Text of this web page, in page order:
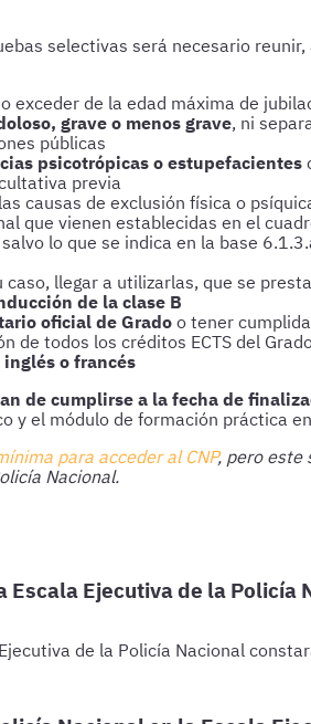
selectivas será necesario
exceder de la edad máxima de
grave o menos grave, ni
públicas
psicotrópicas o estupefacientes
previa
causas de exclusión física o
que vienen establecidas en el
lo que se indica en la base
caso, llegar a utilizarlas, que se
de la clase B
oficial de Grado o tener
de todos los créditos ECTS del
o francés
de cumplirse a la fecha de
y el módulo de formación práctica
para acceder al CNP, pero este
Nacional.
Escala Ejecutiva de la Policía
de la Policía Nacional